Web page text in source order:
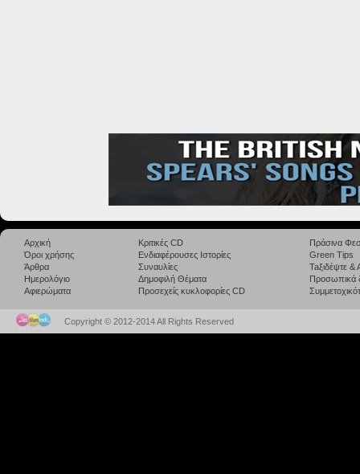
Αρχική
Όροι χρήσης
Άρθρα
Ημερολόγιο
Αφιερώματα
Κριτικές CD
Ενδιαφέρουσες Ιστορίες
Συναυλίες
Δημοφιλή Θέματα
Προσεχείς κυκλοφορίες CD
Πράσινα
Green Tips
Taξιδέψτε
Προσωπικά
Copyright © 2012-2014 All Rights Reserved